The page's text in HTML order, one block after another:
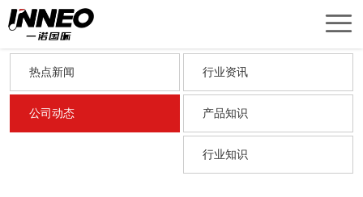
首
页
产
品
关
新
新闻资讯
NEWS &
INFOMATION
热点新闻 行业资讯
公司动态 产品知识
行业知识